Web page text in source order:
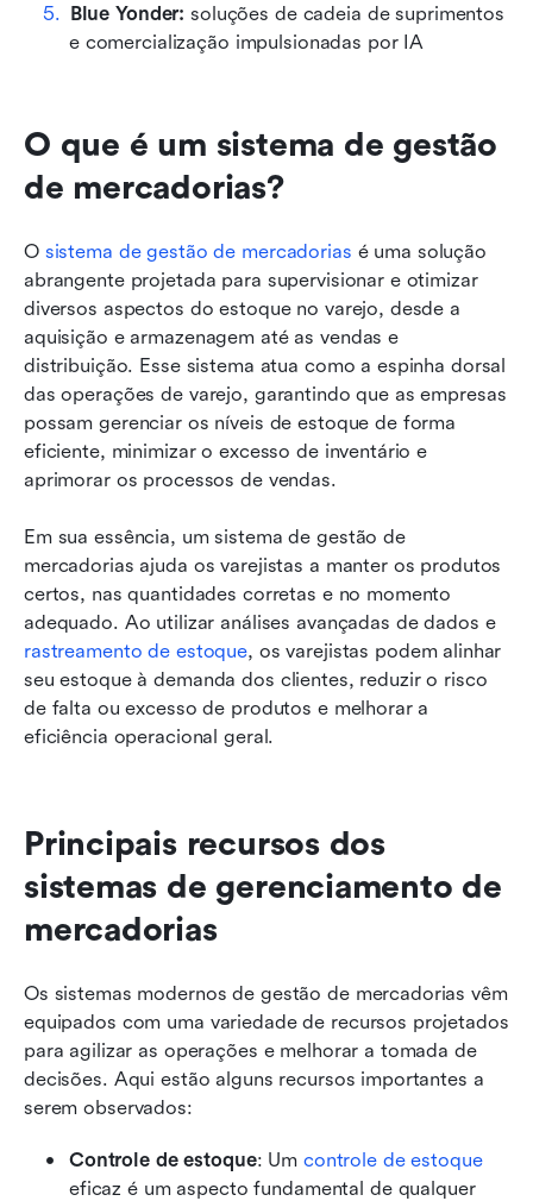
Blue Yonder: soluções de cadeia de suprimentos
e comercialização impulsionadas por IA
O que é um sistema de gestão
de mercadorias?
O sistema de gestão de mercadorias é uma solução
abrangente projetada para supervisionar e otimizar
diversos aspectos do estoque no varejo, desde a
aquisição e armazenagem até as vendas e
distribuição. Esse sistema atua como a espinha dorsal
das operações de varejo, garantindo que as empresas
possam gerenciar os níveis de estoque de forma
eficiente, minimizar o excesso de inventário e
aprimorar os processos de vendas.
Em sua essência, um sistema de gestão de
mercadorias ajuda os varejistas a manter os produtos
certos, nas quantidades corretas e no momento
adequado. Ao utilizar análises avançadas de dados e
rastreamento de estoque, os varejistas podem alinhar
seu estoque à demanda dos clientes, reduzir o risco
de falta ou excesso de produtos e melhorar a
eficiência operacional geral.
Principais recursos dos
sistemas de gerenciamento de
mercadorias
Os sistemas modernos de gestão de mercadorias vêm
equipados com uma variedade de recursos projetados
para agilizar as operações e melhorar a tomada de
decisões. Aqui estão alguns recursos importantes a
serem observados:
Controle de estoque: Um controle de estoque
eficaz é um aspecto fundamental de qualquer